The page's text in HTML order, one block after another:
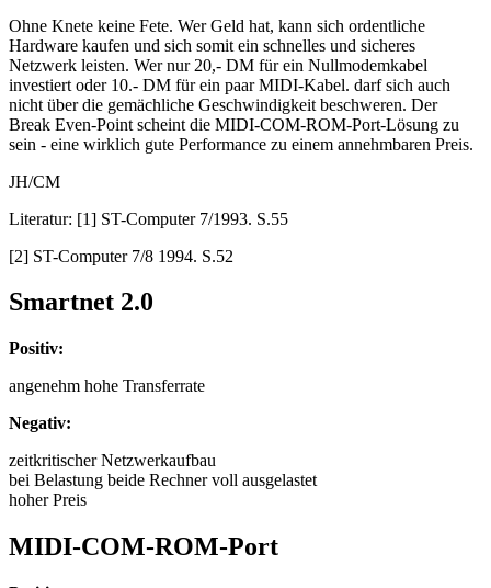
Ohne Knete keine Fete. Wer Geld hat, kann sich ordentliche
Hardware kaufen und sich somit ein schnelles und sicheres
Netzwerk leisten. Wer nur 20,- DM für ein Nullmodemkabel
investiert oder 10.- DM für ein paar MIDI-Kabel. darf sich auch
nicht über die gemächliche Geschwindigkeit beschweren. Der
Break Even-Point scheint die MIDI-COM-ROM-Port-Lösung zu
sein - eine wirklich gute Performance zu einem annehmbaren Preis.
JH/CM
Literatur: [1] ST-Computer 7/1993. S.55
[2] ST-Computer 7/8 1994. S.52
Smartnet 2.0
Positiv:
angenehm hohe Transferrate
Negativ:
zeitkritischer Netzwerkaufbau
bei Belastung beide Rechner voll ausgelastet
hoher Preis
MIDI-COM-ROM-Port